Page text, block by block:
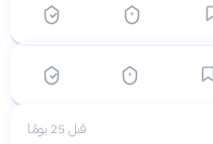
ابدأ ←
قبل 25 يومًا